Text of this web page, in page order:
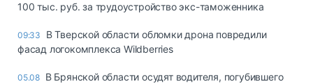
100 тыс. руб. за трудоустройство экс-таможенника
09:33
В Тверской области обломки дрона повредили
фасад логокомплекса Wildberries
05.08 В Брянской области осудят водителя, погубившего